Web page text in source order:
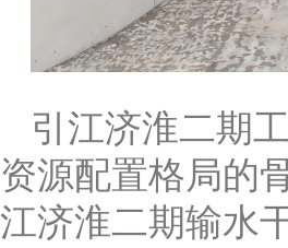
引江济淮二期
资源配置格局的
江济淮二期输水